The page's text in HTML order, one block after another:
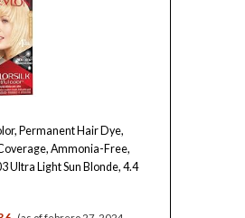
Permanent Hair Dye,
Ammonia-Free,
Ultra Light Sun Blonde, 4.4